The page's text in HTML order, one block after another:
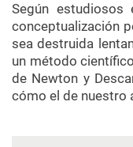
Según
conceptualización
sea destruida
un método
de Newton y
cómo el de nuestro